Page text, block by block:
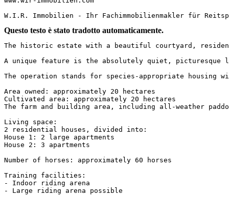
W.I.R. Immobilien - Ihr Fachimmobilienmakler für
Questo testo è stato tradotto automaticamente.
The historic estate with a beautiful courtyard,
A unique feature is the absolutely quiet, picturesque
The operation stands for species-appropriate
Area owned: approximately 20 hectares
Cultivated area: approximately 20 hectares
The farm and building area, including all-weather
Living space:
2 residential houses, divided into:
House 1: 2 large apartments
House 2: 3 apartments
Number of horses: approximately 60 horses
Training facilities:
- Indoor riding arena
- Large riding arena possible